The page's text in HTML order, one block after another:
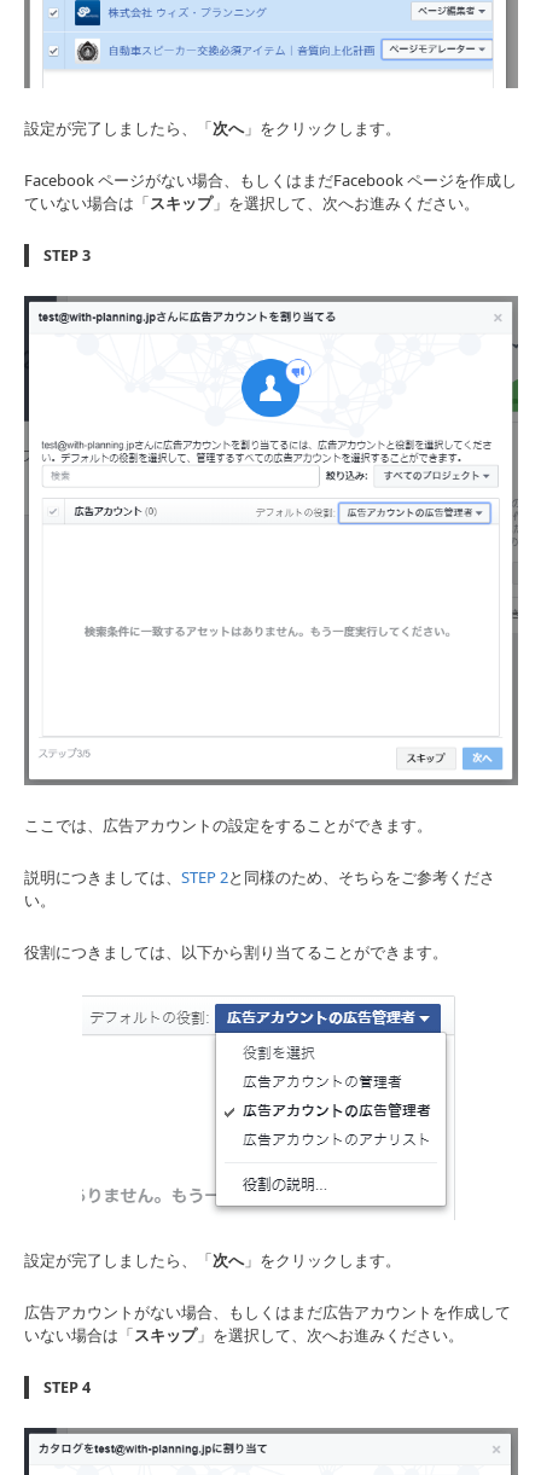
設定が完了しましたら、「次へ」をクリックします。
Facebook ページがない場合、もしくはまだFacebook ページを作成し
ていない場合は「スキップ」を選択して、次へお進みください。
STEP 3
ここでは、広告アカウントの設定をすることができます。
説明につきましては、 STEP 2と同様のため、そちらをご参考くださ
い。
役割につきましては、以下から割り当てることができます。
設定が完了しましたら、「次へ」をクリックします。
広告アカウントがない場合、もしくはまだ広告アカウントを作成して
いない場合は「スキップ」を選択して、次へお進みください。
STEP 4